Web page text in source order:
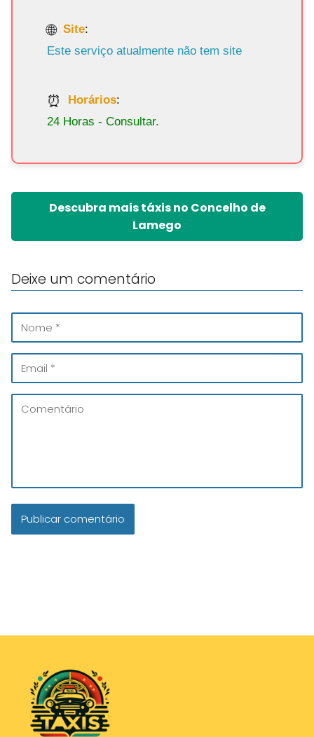
Site:
Este serviço atualmente não tem site
Horários:
24 Horas - Consultar.
Descubra mais táxis no Concelho de
Lamego
Deixe um comentário